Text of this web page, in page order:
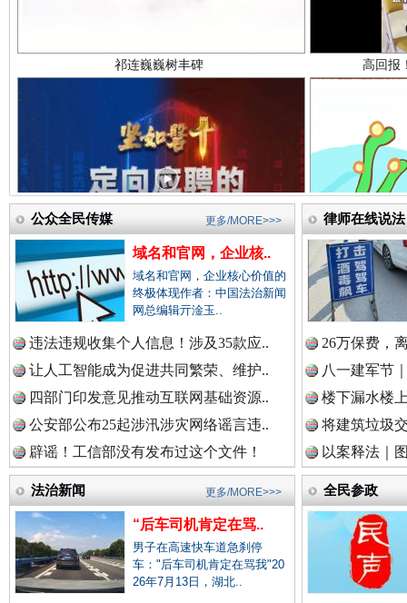
中国检察新闻网.
中国医药新闻网.
中国企业新闻网.
中国农业新闻网.
中国视频新闻网.
中国廉政法纪网.
中国律师在线.
一枚“钉子”竟然扎入要害部门
雄关漫道展新颜
公众全民传媒
域名和官网，企业核..
域名和官网，企业核心价值的
终极体现作者：中国法治新闻
网总编辑亓淦玉..
违法违规收集个人信息！涉及35款应..
让人工智能成为促进共同繁荣、维护..
四部门印发意见推动互联网基础资源..
公安部公布25起涉汛涉灾网络谣言违..
辟谣！工信部没有发布过这个文件！
更多/MORE>>> 律师在线说法
26万保费，
八一建军节
楼下漏水楼
将建筑垃圾
以案释法｜
法治新闻
“后车司机肯定在骂..
男子在高速快车道急刹停
车："后车司机肯定在骂我"20
26年7月13日，湖北..
更多/MORE>>> 全民参政